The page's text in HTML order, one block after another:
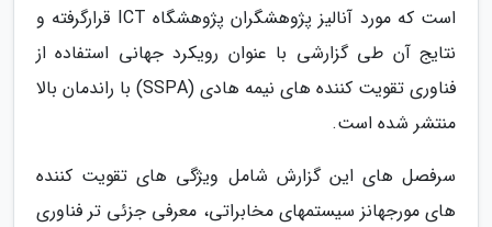
است که مورد آنالیز پژوهشگران پژوهشگاه ICT قرارگرفته و
نتایج آن طی گزارشی با عنوان رویکرد جهانی استفاده از
فناوری تقویت­ کننده های نیمه­ هادی (SSPA) با راندمان بالا
منتشر شده است.
سرفصل های این گزارش شامل ویژگی های تقویت کننده
های مورجهانز سیستم­های مخابراتی، معرفی جزئی تر فناوری